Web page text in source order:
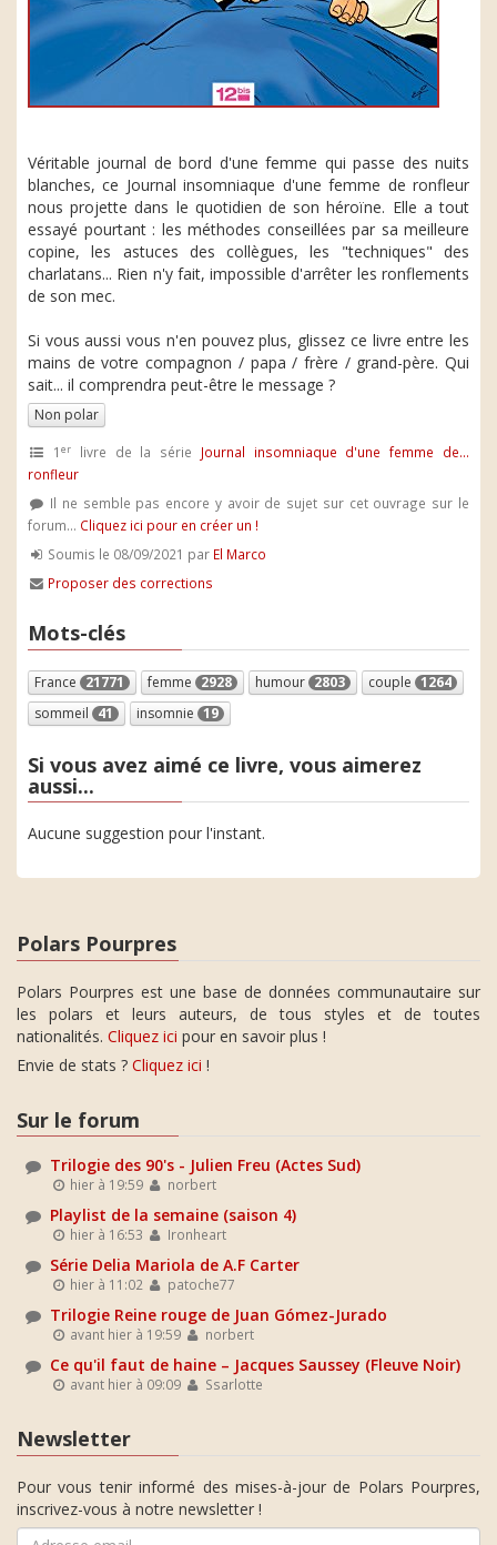
Véritable journal de bord d'une femme qui passe des nuits
blanches, ce Journal insomniaque d'une femme de ronfleur
nous projette dans le quotidien de son héroïne. Elle a tout
essayé pourtant : les méthodes conseillées par sa meilleure
copine, les astuces des collègues, les "techniques" des
charlatans... Rien n'y fait, impossible d'arrêter les ronflements
de son mec.
Si vous aussi vous n'en pouvez plus, glissez ce livre entre les
mains de votre compagnon / papa / frère / grand-père. Qui
sait... il comprendra peut-être le message ?
Non polar
1er livre de la série Journal insomniaque d'une femme de...
ronfleur
Il ne semble pas encore y avoir de sujet sur cet ouvrage sur le
forum... Cliquez ici pour en créer un !
Soumis le 08/09/2021 par El Marco
Proposer des corrections
Mots-clés
France 21771 femme 2928 humour 2803 couple 1264
sommeil 41 insomnie 19
Si vous avez aimé ce livre, vous aimerez
aussi...
Aucune suggestion pour l'instant.
Polars Pourpres
Polars Pourpres est une base de données communautaire sur
les polars et leurs auteurs, de tous styles et de toutes
nationalités. Cliquez ici pour en savoir plus !
Envie de stats ? Cliquez ici !
Sur le forum
Trilogie des 90's - Julien Freu (Actes Sud)
hier à 19:59 norbert
Playlist de la semaine (saison 4)
hier à 16:53 Ironheart
Série Delia Mariola de A.F Carter
hier à 11:02 patoche77
Trilogie Reine rouge de Juan Gómez-Jurado
avant hier à 19:59 norbert
Ce qu'il faut de haine – Jacques Saussey (Fleuve Noir)
avant hier à 09:09 Ssarlotte
Newsletter
Pour vous tenir informé des mises-à-jour de Polars Pourpres,
inscrivez-vous à notre newsletter !